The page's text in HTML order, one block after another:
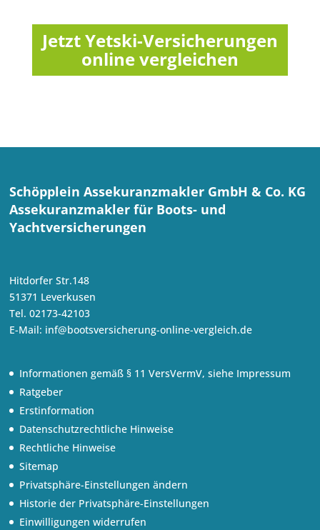
Jetzt Yetski-Versicherungen
online vergleichen
Schöpplein Assekuranzmakler GmbH & Co. KG
Assekuranzmakler für Boots- und
Yachtversicherungen
Hitdorfer Str.148
51371 Leverkusen
Tel. 02173-42103
E-Mail: inf@bootsversicherung-online-vergleich.de
Informationen gemäß § 11 VersVermV, siehe Impressum
Ratgeber
Erstinformation
Datenschutzrechtliche Hinweise
Rechtliche Hinweise
Sitemap
Privatsphäre-Einstellungen ändern
Historie der Privatsphäre-Einstellungen
Einwilligungen widerrufen